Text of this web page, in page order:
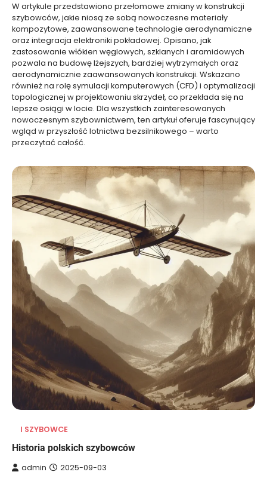
W artykule przedstawiono przełomowe zmiany w konstrukcji
szybowców, jakie niosą ze sobą nowoczesne materiały
kompozytowe, zaawansowane technologie aerodynamiczne
oraz integracja elektroniki pokładowej. Opisano, jak
zastosowanie włókien węglowych, szklanych i aramidowych
pozwala na budowę lżejszych, bardziej wytrzymałych oraz
aerodynamicznie zaawansowanych konstrukcji. Wskazano
również na rolę symulacji komputerowych (CFD) i optymalizacji
topologicznej w projektowaniu skrzydeł, co przekłada się na
lepsze osiągi w locie. Dla wszystkich zainteresowanych
nowoczesnym szybownictwem, ten artykuł oferuje fascynujący
wgląd w przyszłość lotnictwa bezsilnikowego – warto
przeczytać całość.
I SZYBOWCE
Historia polskich szybowców
admin 2025-09-03